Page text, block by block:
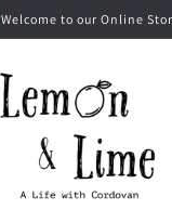
Welcome to our Online